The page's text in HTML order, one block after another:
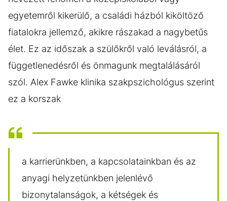
egyetemről kikerülő, a családi házból kiköltöző
fiatalokra jellemző, akikre rászakad a nagybetűs
élet. Ez az időszak a szülőkről való leválásról, a
függetlenedésről és önmagunk megtalálásáról
szól. Alex Fawke klinika szakpszichológus szerint
ez a korszak
a karrierünkben, a kapcsolatainkban és az
anyagi helyzetünkben jelenlévő
bizonytalanságok, a kétségek és